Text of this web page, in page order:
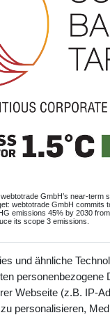
GmbH’s near-term
webtotrade GmbH commits
emissions 45% by 2030
its scope 3 emissions.
und ähnliche
personenbezogene
Webseite (z.B. IP-
personalisieren,